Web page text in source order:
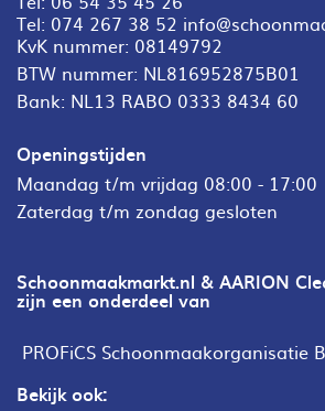
Tel: 074 267 38 52
KvK nummer: 08149792
BTW nummer: NL816952875B01
Bank: NL13 RABO 0333 8434 60
Openingstijden
Maandag t/m vrijdag 08:00 - 17:00
Zaterdag t/m zondag gesloten
Schoonmaakmarkt.nl & AARION
zijn een onderdeel van
PROFiCS Schoonmaakorganisatie
Bekijk ook: